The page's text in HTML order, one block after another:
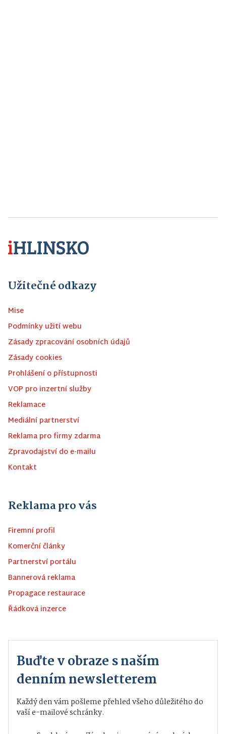
Užitečné odkazy
Mise
Podmínky užití webu
Zásady zpracování osobních údajů
Zásady cookies
Prohlášení o přístupnosti
VOP pro inzertní služby
Reklamace
Mediální partnerství
Reklama pro firmy zdarma
Zpravodajství do e-mailu
Kontakt
Reklama pro vás
Firemní profil
Komerční články
Partnerství portálu
Bannerová reklama
Propagace restaurace
Řádková inzerce
Buďte v obraze s naším
denním newsletterem
Každý den vám pošleme přehled všeho důležitého do
vaší e-mailové schránky.